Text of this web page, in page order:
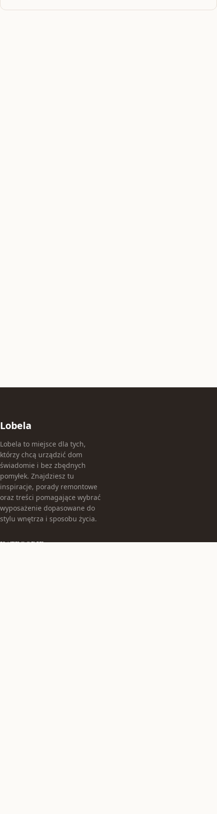
Lobela
Lobela to miejsce dla tych,
którzy chcą urządzić dom
świadomie i bez zbędnych
pomyłek. Znajdziesz tu
inspiracje, porady remontowe
oraz treści pomagające wybrać
wyposażenie dopasowane do
stylu wnętrza i sposobu życia.
KATEGORIE